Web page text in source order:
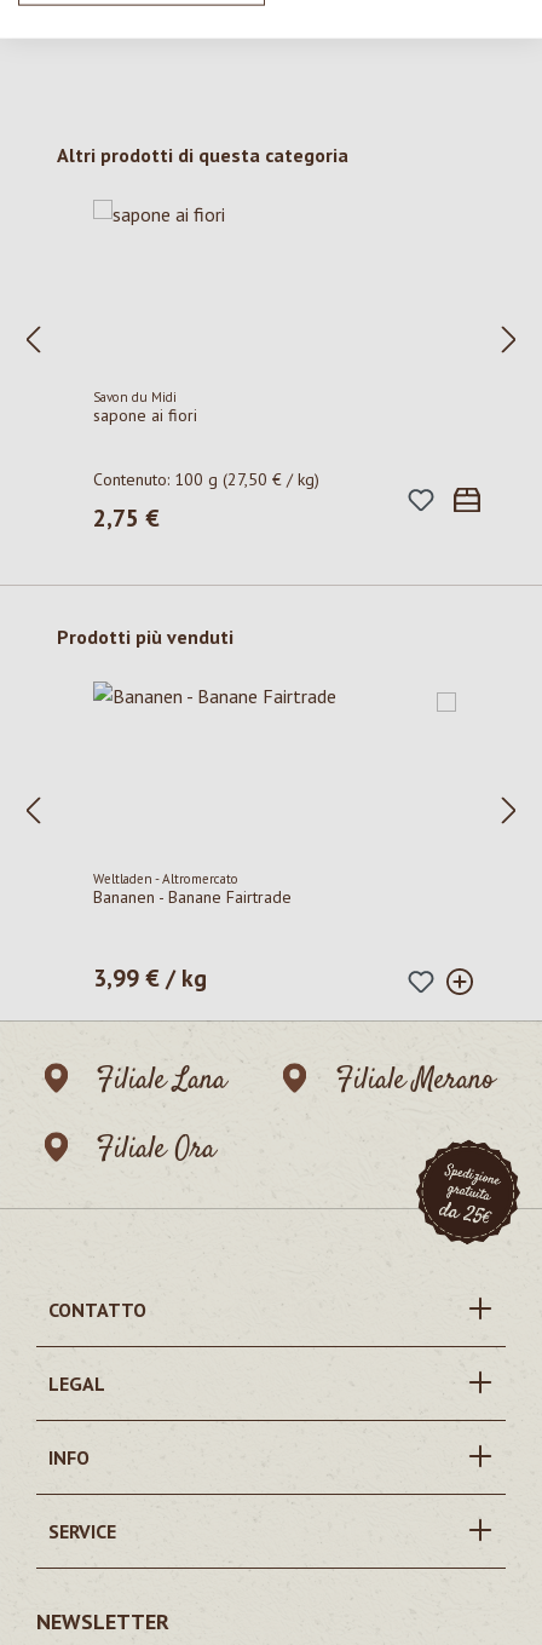
Salta la galleria dei prodotti
Altri prodotti di questa categoria
Savon du Midi
sapone ai fiori
Contenuto: 100 g(27,50 € / kg)
Prezzo normale:
2,75 €
Salta la galleria dei prodotti
Prodotti più venduti
Weltladen - Altromercato
Bananen - Banane Fairtrade
Prezzo normale:
3,99 € / kg
Filiale Lana
Filiale Merano
Filiale Ora
CONTATTO
LEGAL
INFO
SERVICE
NEWSLETTER